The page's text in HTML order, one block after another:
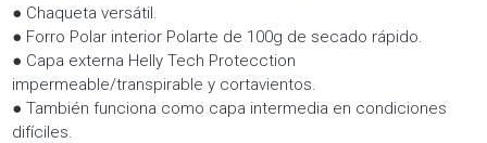
● Chaqueta versátil.
● Forro Polar interior Polarte de 100g de secado rápido.
● Capa externa Helly Tech Protecction
impermeable/transpirable y cortavientos.
● También funciona como capa intermedia en condiciones
difíciles.